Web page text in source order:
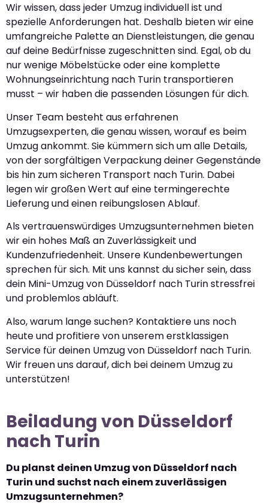
Wir wissen, dass jeder Umzug individuell ist und
spezielle Anforderungen hat. Deshalb bieten wir eine
umfangreiche Palette an Dienstleistungen, die genau
auf deine Bedürfnisse zugeschnitten sind. Egal, ob du
nur wenige Möbelstücke oder eine komplette
Wohnungseinrichtung nach Turin transportieren
musst – wir haben die passenden Lösungen für dich.
Unser Team besteht aus erfahrenen
Umzugsexperten, die genau wissen, worauf es beim
Umzug ankommt. Sie kümmern sich um alle Details,
von der sorgfältigen Verpackung deiner Gegenstände
bis hin zum sicheren Transport nach Turin. Dabei
legen wir großen Wert auf eine termingerechte
Lieferung und einen reibungslosen Ablauf.
Als vertrauenswürdiges Umzugsunternehmen bieten
wir ein hohes Maß an Zuverlässigkeit und
Kundenzufriedenheit. Unsere Kundenbewertungen
sprechen für sich. Mit uns kannst du sicher sein, dass
dein Mini-Umzug von Düsseldorf nach Turin stressfrei
und problemlos abläuft.
Also, warum lange suchen? Kontaktiere uns noch
heute und profitiere von unserem erstklassigen
Service für deinen Umzug von Düsseldorf nach Turin.
Wir freuen uns darauf, dich bei deinem Umzug zu
unterstützen!
Beiladung von Düsseldorf
nach Turin
Du planst deinen Umzug von Düsseldorf nach
Turin und suchst nach einem zuverlässigen
Umzugsunternehmen?